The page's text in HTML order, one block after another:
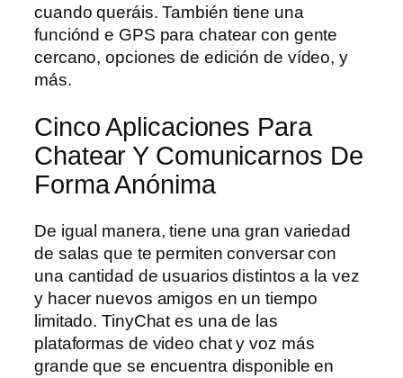
cuando queráis. También tiene una
funciónd e GPS para chatear con gente
cercano, opciones de edición de vídeo, y
más.
Cinco Aplicaciones Para
Chatear Y Comunicarnos De
Forma Anónima
De igual manera, tiene una gran variedad
de salas que te permiten conversar con
una cantidad de usuarios distintos a la vez
y hacer nuevos amigos en un tiempo
limitado. TinyChat es una de las
plataformas de video chat y voz más
grande que se encuentra disponible en